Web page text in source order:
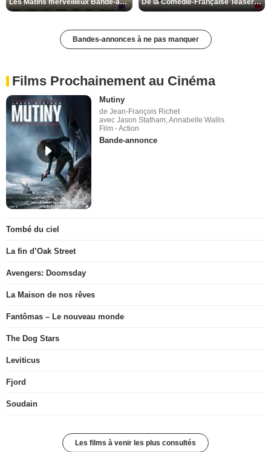
Les Matins merveilleux Bande-annonce VF De la Comédie-Française Teaser VF
Bandes-annonces à ne pas manquer
Films Prochainement au Cinéma
Mutiny
de Jean-François Richet
avec Jason Statham, Annabelle Wallis
Film - Action
Bande-annonce
Tombé du ciel
La fin d’Oak Street
Avengers: Doomsday
La Maison de nos rêves
Fantômas – Le nouveau monde
The Dog Stars
Leviticus
Fjord
Soudain
Les films à venir les plus consultés